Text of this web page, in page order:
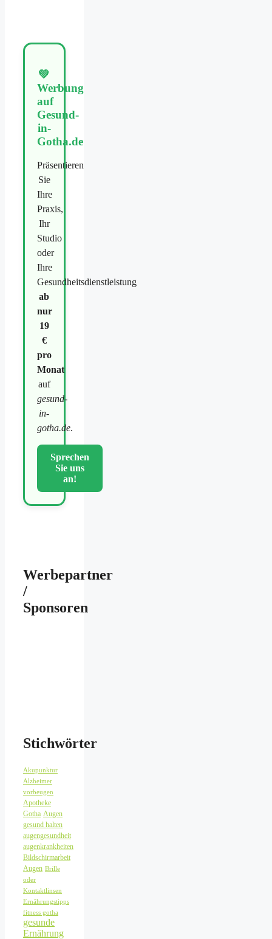
💚
Werbung
auf
Gesund-
in-
Gotha.de
Präsentieren
Sie
Ihre
Praxis,
Ihr
Studio
oder
Ihre
Gesundheitsdienstleistung
ab
nur
19
€
pro
Monat
auf
gesund-
in-
gotha.de.
Sprechen
Sie uns
an!
Werbepartner
/
Sponsoren
Stichwörter
Akupunktur
Alzheimer
vorbeugen
Apotheke
Gotha Augen
gesund halten
augengesundheit
augenkrankheiten
Bildschirmarbeit
Augen Brille
oder
Kontaktlinsen
Ernährungstipps
fitness gotha
gesunde
Ernährung